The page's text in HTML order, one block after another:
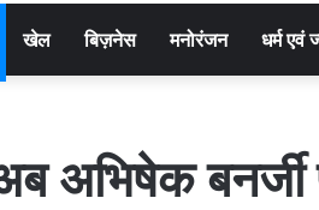
खेल बिज़नेस मनोरंजन धर्म एवं
अभिषेक बनर्जी